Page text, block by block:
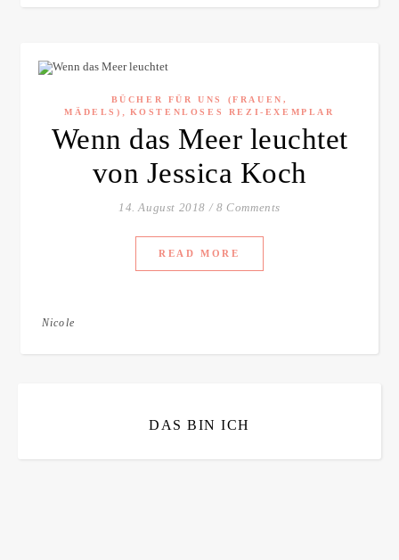
BÜCHER FÜR UNS (FRAUEN,
MÄDELS) , KOSTENLOSES REZI-EXEMPLAR
Wenn das Meer leuchtet
von Jessica Koch
14. August 2018 / 8 Comments
READ MORE
Nicole
DAS BIN ICH